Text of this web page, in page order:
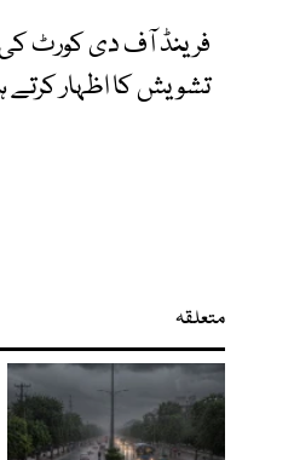
فرینڈ آف دی کورٹ کی
تشویش کا اظہار کرتے
متعلقہ